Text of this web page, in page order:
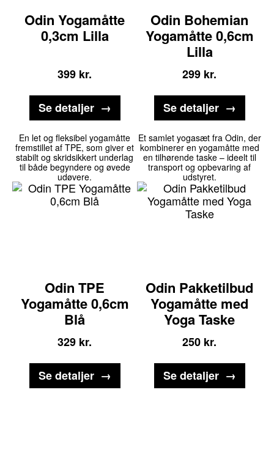
Odin Yogamåtte
0,3cm Lilla
399 kr.
Se detaljer
Odin Bohemian
Yogamåtte 0,6cm
Lilla
299 kr.
Se detaljer
Odin TPE
Yogamåtte 0,6cm
Blå
En let og fleksibel yogamåtte
fremstillet af TPE, som giver et
stabilt og skridsikkert underlag
til både begyndere og øvede
udøvere.
329 kr.
Se detaljer
Odin Pakketilbud
Yogamåtte med
Yoga Taske
Et samlet yogasæt fra Odin, der
kombinerer en yogamåtte med
en tilhørende taske – ideelt til
transport og opbevaring af
udstyret.
250 kr.
Se detaljer